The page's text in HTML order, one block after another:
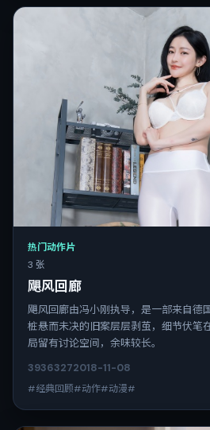
热门动作片
3 张
飓风回廊
飓风回廊由冯小刚执导，是一部来自德
桩悬而未决的旧案层层剥茧，细节伏笔
局留有讨论空间，余味较长。
39363272018-11-08
#经典回顾#动作#动漫#